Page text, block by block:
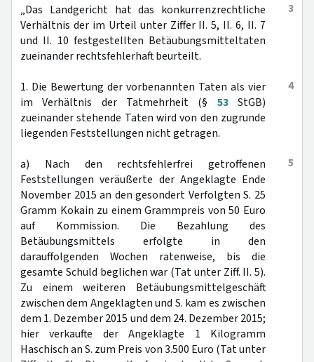
3
„Das Landgericht hat das konkurrenzrechtliche
Verhältnis der im Urteil unter Ziffer II. 5, II. 6, II. 7
und II. 10 festgestellten Betäubungsmitteltaten
zueinander rechtsfehlerhaft beurteilt.
4
1. Die Bewertung der vorbenannten Taten als vier
im Verhältnis der Tatmehrheit (§ 53StGB)
zueinander stehende Taten wird von den zugrunde
liegenden Feststellungen nicht getragen.
5
a) Nach den rechtsfehlerfrei getroffenen
Feststellungen veräußerte der Angeklagte Ende
November 2015 an den gesondert Verfolgten S. 25
Gramm Kokain zu einem Grammpreis von 50 Euro
auf Kommission. Die Bezahlung des
Betäubungsmittels erfolgte in den
darauffolgenden Wochen ratenweise, bis die
gesamte Schuld beglichen war (Tat unter Ziff. II. 5).
Zu einem weiteren Betäubungsmittelgeschäft
zwischen dem Angeklagten und S. kam es zwischen
dem 1. Dezember 2015 und dem 24. Dezember 2015;
hier verkaufte der Angeklagte 1 Kilogramm
Haschisch an S. zum Preis von 3.500 Euro (Tat unter